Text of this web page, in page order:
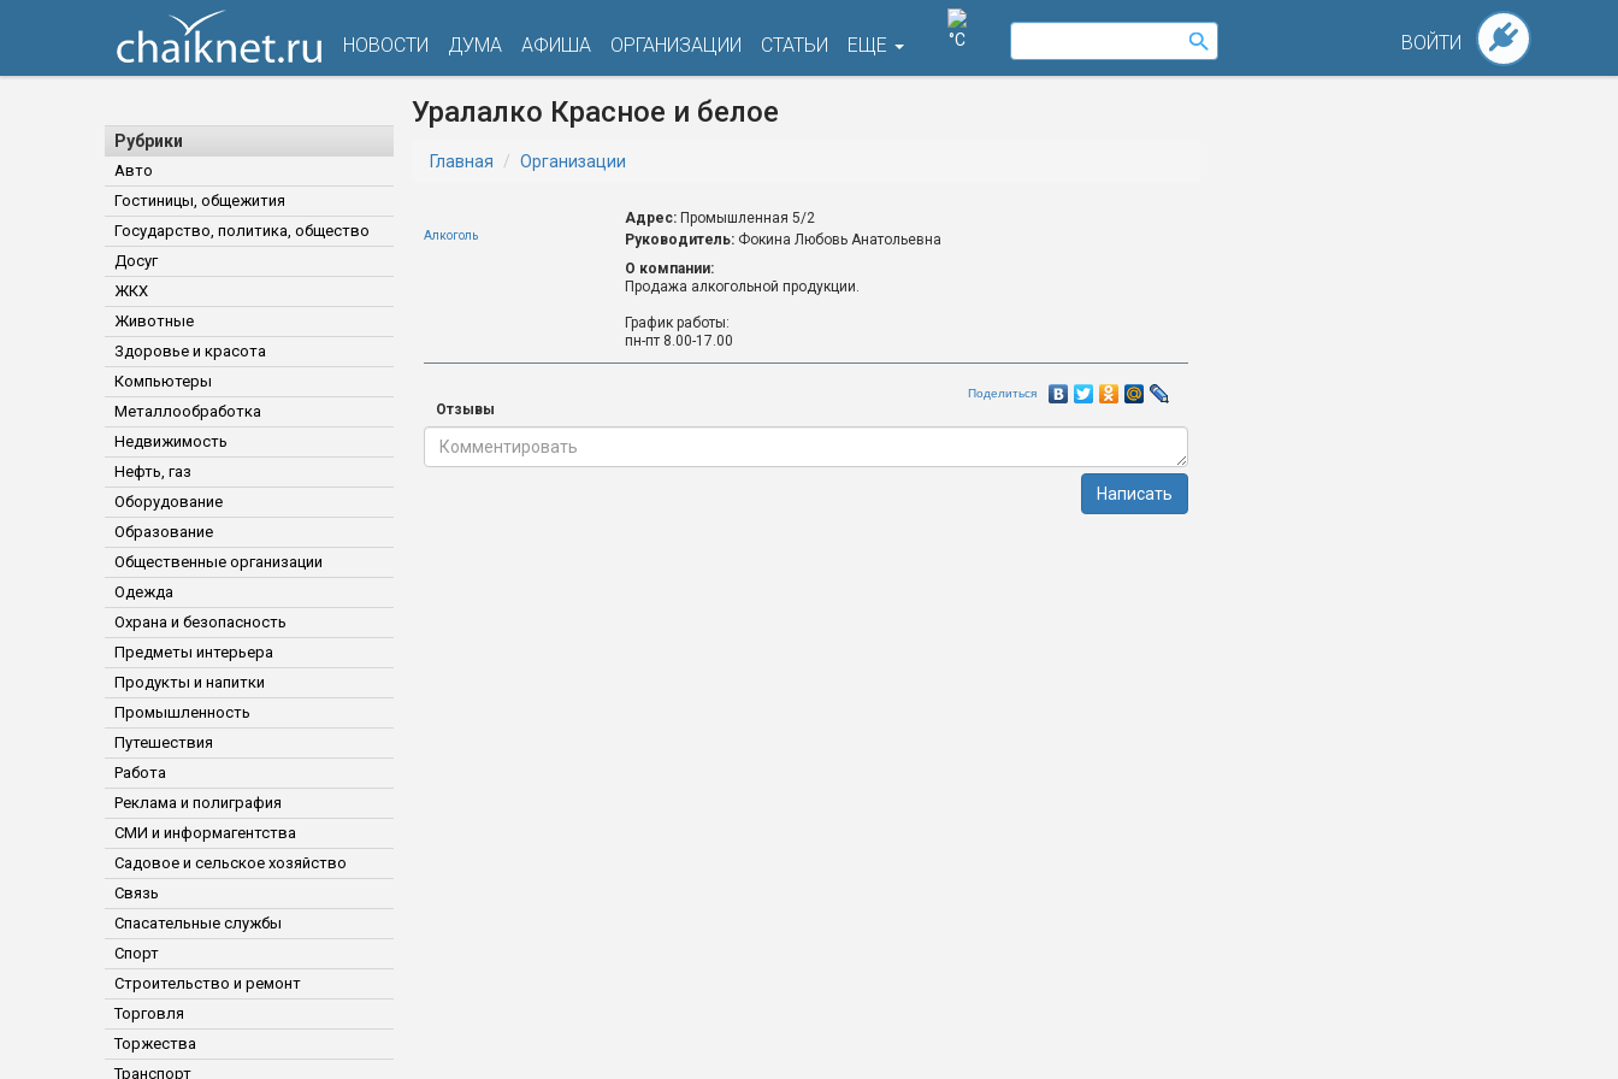
НОВОСТИ ДУМА АФИША ОРГАНИЗАЦИИ СТАТЬИ ЕЩЕ °C ВОЙТИ
Рубрики
Авто
Гостиницы, общежития
Государство, политика, общество
Досуг
ЖКХ
Животные
Здоровье и красота
Компьютеры
Металлообработка
Недвижимость
Нефть, газ
Оборудование
Образование
Общественные организации
Одежда
Охрана и безопасность
Предметы интерьера
Продукты и напитки
Промышленность
Путешествия
Работа
Реклама и полиграфия
СМИ и информагентства
Садовое и сельское хозяйство
Связь
Спасательные службы
Спорт
Строительство и ремонт
Торговля
Торжества
Транспорт
Уралалко Красное и белое
Главная Организации
Алкоголь
Адрес: Промышленная 5/2
Руководитель: Фокина Любовь Анатольевна
О компании:
Продажа алкогольной продукции.
График работы:
пн-пт 8.00-17.00
Поделиться
Отзывы
Написать